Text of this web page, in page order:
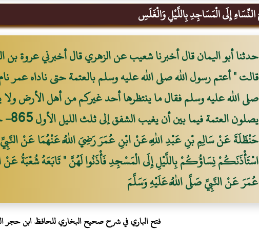
إِلَى الْمَسَاجِدِ بِاللَّيْلِ وَالْغَلَسِ
حدثنا أبو اليمان قال أخبرنا شعيب عن الزهري قال أخبرني عروة بن
قالت " أعتم رسول الله صلى الله عليه وسلم بالعتمة حتى ناداه عمر
صلى الله عليه وسلم فقال ما ينتظرها أحد غيركم من أهل الأرض ولا
حَنْظَلَةَ عَنْ سَالِمِ بْنِ عَبْدِ اللَّهِ عَنْ ابْنِ عُمَرَ رَضِيَ اللَّهُ عَنْهُمَا عَنْ النَّبِيِّ
اسْتَأْذَنَكُمْ نِسَاؤُكُمْ بِاللَّيْلِ إِلَى الْمَسْجِدِ فَأْذَنُوا لَهُنَّ " تَابَعَهُ
عُمَرَ عَنْ النَّبِيِّ صَلَّى اللَّهُ عَلَيْهِ وَسَلَّمَ
فتح الباري في شرح صحيح البخاري للحافظ ابن حجر